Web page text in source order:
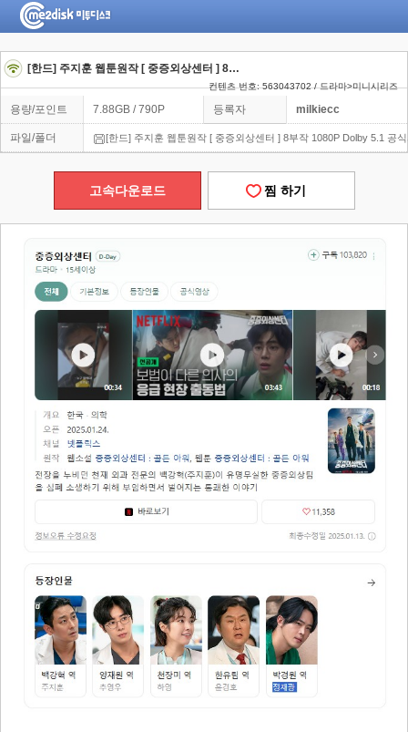
[한드] 주지훈 웹툰원작 [ 중증외상센터 ] 8부작 1080P Dolby 5.1 공식파일
컨텐츠 번호: 563043702 / 드라마>미니시리즈
용량/포인트 7.88GB / 790P 등록자 milkiecc
파일/폴더 [한드] 주지훈 웹툰원작 [ 중증외상센터 ] 8부작 1080P Dolby 5.1 공
고속다운로드 찜 하기